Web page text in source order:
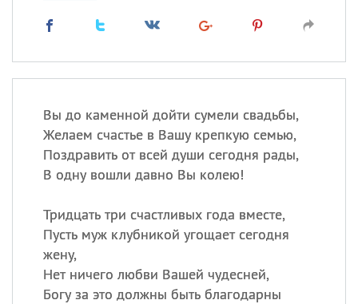
Вы до каменной дойти сумели свадьбы,
Желаем счастье в Вашу крепкую семью,
Поздравить от всей души сегодня рады,
В одну вошли давно Вы колею!
Тридцать три счастливых года вместе,
Пусть муж клубникой угощает сегодня
жену,
Нет ничего любви Вашей чудесней,
Богу за это должны быть благодарны